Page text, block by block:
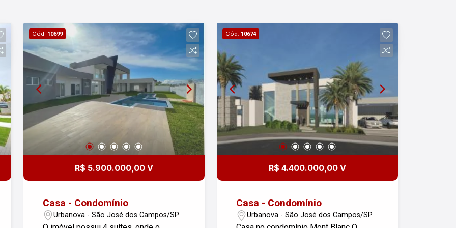
Cód. 10699
R$ 5.900.000,00 V
Casa - Condomínio
Urbanova - São José dos Campos/SP
Cód. 10674
R$ 4.400.000,00 V
Casa - Condomínio
Urbanova - São José dos Campos/SP